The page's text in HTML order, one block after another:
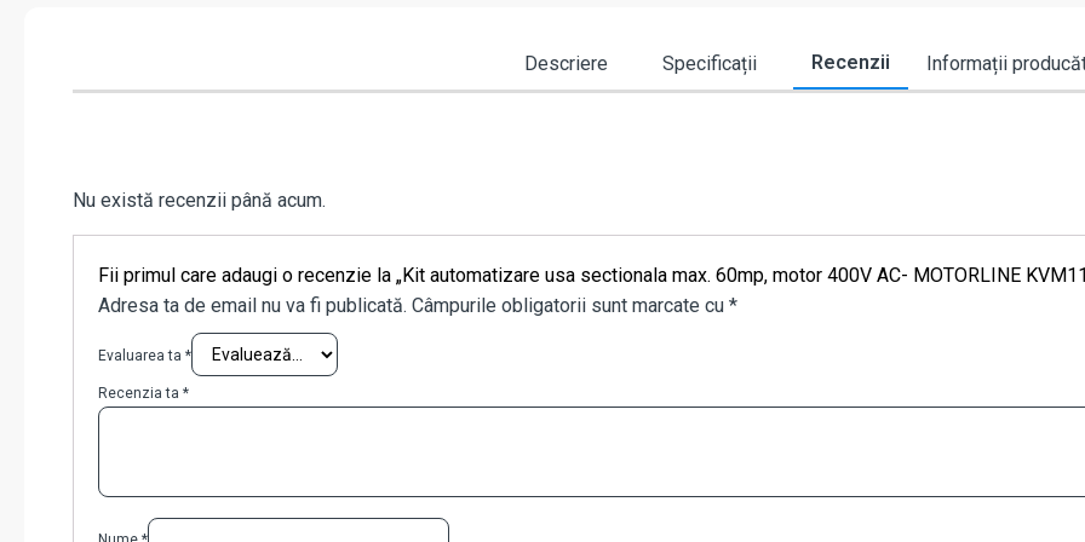
Descriere Specificații Recenzii Informații
Nu există recenzii până acum.
Fii primul care adaugi o recenzie la „Kit automatizare usa sectionala max. 60mp, motor 400V AC- MOTORLINE
Adresa ta de email nu va fi publicată. Câmpurile obligatorii sunt marcate cu *
Evaluarea ta *
Recenzia ta *